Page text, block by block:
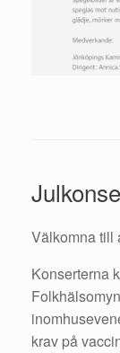
Välkomna till
Konserterna
krav på